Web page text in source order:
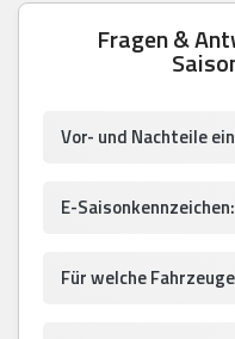
Fragen &
Vor- und Nachteile
E-
Für welche